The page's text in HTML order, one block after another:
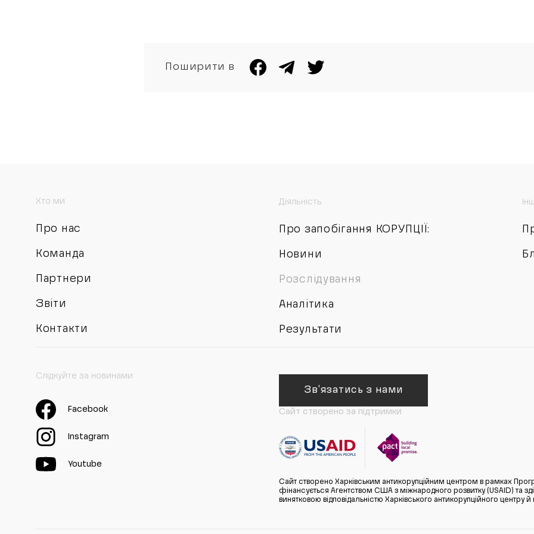
Поширити в
Хто ми
Про нас
Команда
Партнери
Звіти
Контакти
Діяльність
Про запобігання КОРУПЦІЇ:
Новини
Розслідування
Аналітика
Результати
Слідкуйте за новинами
Facebook
Instagram
Youtube
Зв'язатись з нами
Сайт створено за підтримки
Сайт створено Харківським антикорупційним центром в рамках
фінансується Агентством США з міжнародного розвитку (USAID) та
винятковою відповідальністю Харківського антикорупційного